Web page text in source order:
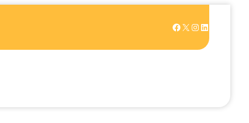
Facebook X Instagram LinkedIn